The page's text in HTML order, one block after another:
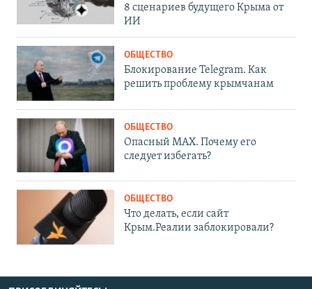
8 сценариев будущего Крыма от
ИИ
ОБЩЕСТВО
Блокирование Telegram. Как
решить проблему крымчанам
ОБЩЕСТВО
Опасный MAX. Почему его
следует избегать?
ОБЩЕСТВО
Что делать, если сайт
Крым.Реалии заблокировали?